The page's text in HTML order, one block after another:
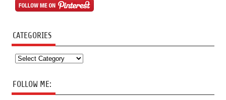
CATEGORIES
Categories
FOLLOW ME: